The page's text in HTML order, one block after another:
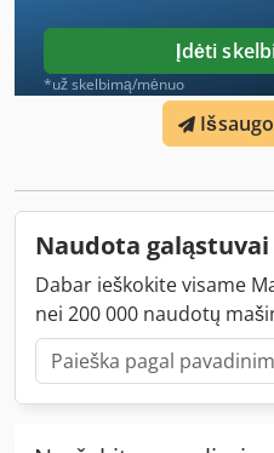
Įdėti
*už skelbimą/mėnuo
Naudota galąstuvai
Dabar ieškokite visame
nei 200 000 naudotų